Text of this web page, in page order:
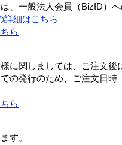
、一般法人会員（BizID）へ
詳細はこちら
ら
に関しましては、ご注文後
の発行のため、ご注文日
ら
す。